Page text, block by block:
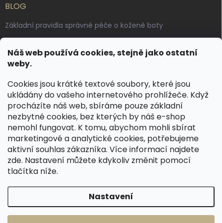
Náš web používá cookies, stejně jako ostatní
weby.
Cookies jsou krátké textové soubory, které jsou
ukládány do vašeho internetového prohlížeče. Když
procházíte náš web, sbíráme pouze základní
nezbytné cookies, bez kterých by náš e-shop
nemohl fungovat. K tomu, abychom mohli sbírat
marketingové a analytické cookies, potřebujeme
aktivní souhlas zákazníka. Více informací najdete
zde. Nastavení můžete kdykoliv změnit pomocí
tlačítka níže.
Nastavení
BLOG
Základní pravidla správné péče o kožené boty
Výroba českých kožených opasků: vůně pravé kůže, dotek
řemesla
KONTAKT
dotazy@spongr.cz
+420 776 663 962
https://www.facebook.com/spongr.cz
spongr.cz